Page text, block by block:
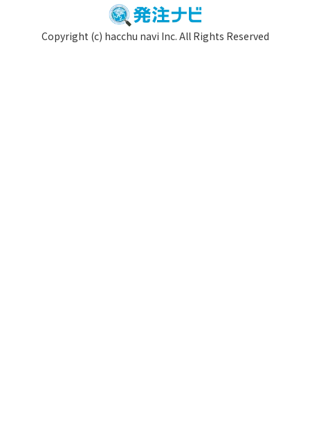
Copyright (c) hacchu navi Inc. All Rights Reserved